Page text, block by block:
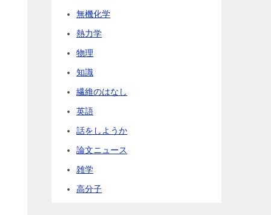
無機化学
熱力学
物理
知識
繊維のはなし
英語
話をしようか
論文ニュース
雑学
高分子